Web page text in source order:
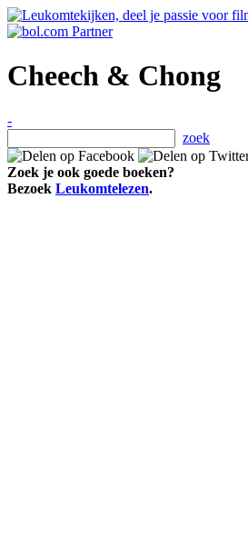
Cheech & Chong
-
zoek
Zoek je ook goede boeken?
Bezoek Leukomtelezen.